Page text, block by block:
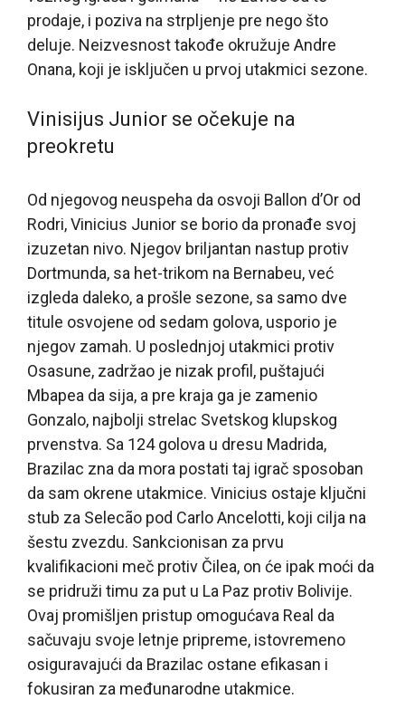
prodaje, i poziva na strpljenje pre nego što
deluje. Neizvesnost takođe okružuje Andre
Onana, koji je isključen u prvoj utakmici sezone.
Vinisijus Junior se očekuje na
preokretu
Od njegovog neuspeha da osvoji Ballon d’Or od
Rodri, Vinicius Junior se borio da pronađe svoj
izuzetan nivo. Njegov briljantan nastup protiv
Dortmunda, sa het-trikom na Bernabeu, već
izgleda daleko, a prošle sezone, sa samo dve
titule osvojene od sedam golova, usporio je
njegov zamah. U poslednjoj utakmici protiv
Osasune, zadržao je nizak profil, puštajući
Mbapea da sija, a pre kraja ga je zamenio
Gonzalo, najbolji strelac Svetskog klupskog
prvenstva. Sa 124 golova u dresu Madrida,
Brazilac zna da mora postati taj igrač sposoban
da sam okrene utakmice. Vinicius ostaje ključni
stub za Selecão pod Carlo Ancelotti, koji cilja na
šestu zvezdu. Sankcionisan za prvu
kvalifikacioni meč protiv Čilea, on će ipak moći da
se pridruži timu za put u La Paz protiv Bolivije.
Ovaj promišljen pristup omogućava Real da
sačuvaju svoje letnje pripreme, istovremeno
osiguravajući da Brazilac ostane efikasan i
fokusiran za međunarodne utakmice.